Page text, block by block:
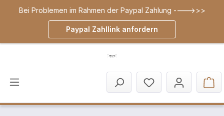
springen
Bei Problemen im Rahmen der Paypal Zahlung ---->>>
Paypal Zahllink anfordern